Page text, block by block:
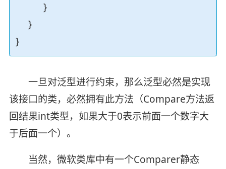
}
}
}
一旦对泛型进行约束，那么泛型必然是实现
该接口的类，必然拥有此方法（Compare方法返
回结果int类型，如果大于0表示前面一个数字大
于后面一个）。
当然，微软类库中有一个Comparer静态